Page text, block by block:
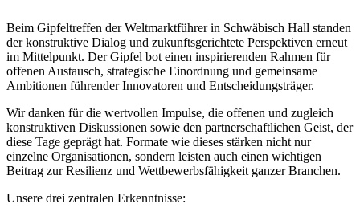
Beim Gipfeltreffen der Weltmarktführer in Schwäbisch Hall standen
der konstruktive Dialog und zukunftsgerichtete Perspektiven erneut
im Mittelpunkt. Der Gipfel bot einen inspirierenden Rahmen für
offenen Austausch, strategische Einordnung und gemeinsame
Ambitionen führender Innovatoren und Entscheidungsträger.
Wir danken für die wertvollen Impulse, die offenen und zugleich
konstruktiven Diskussionen sowie den partnerschaftlichen Geist, der
diese Tage geprägt hat. Formate wie dieses stärken nicht nur
einzelne Organisationen, sondern leisten auch einen wichtigen
Beitrag zur Resilienz und Wettbewerbsfähigkeit ganzer Branchen.
Unsere drei zentralen Erkenntnisse: